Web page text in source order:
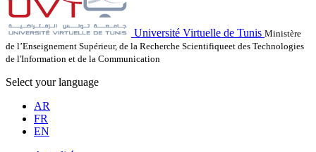
Université Virtuelle de Tunis Ministère
de l’Enseignement Supérieur, de la Recherche Scientifiqueet des Technologies
de l'Information et de la Communication
Select your language
AR
FR
EN